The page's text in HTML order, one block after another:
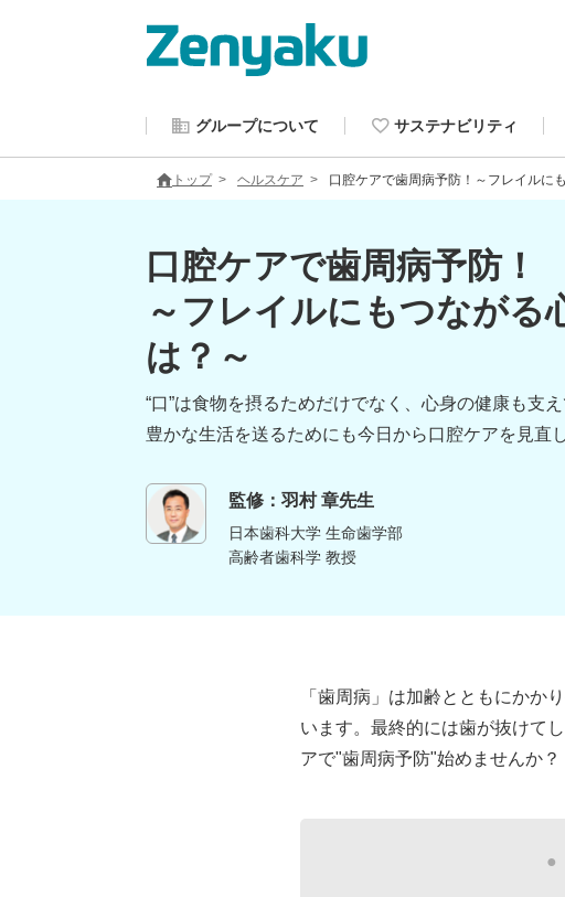
グループについて サステナビリティ
トップ ヘルスケア 口腔ケアで歯周病予防！～フレイルに
口腔ケアで歯周病予防！
～フレイルにもつながる
は？～
“口”は食物を摂るためだけでなく、心身の健康も支
豊かな生活を送るためにも今日から口腔ケアを見直
監修：羽村 章先生
日本歯科大学 生命歯学部
高齢者歯科学 教授
「歯周病」は加齢とともにかか
います。最終的には歯が抜けて
アで"歯周病予防"始めませんか？